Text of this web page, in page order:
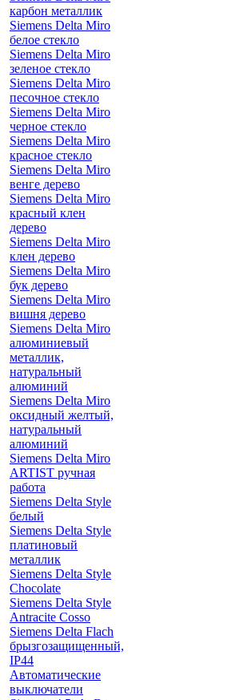
карбон металлик
Siemens Delta Miro
белое стекло
Siemens Delta Miro
зеленое стекло
Siemens Delta Miro
песочное стекло
Siemens Delta Miro
черное стекло
Siemens Delta Miro
красное стекло
Siemens Delta Miro
венге дерево
Siemens Delta Miro
красный клен
дерево
Siemens Delta Miro
клен дерево
Siemens Delta Miro
бук дерево
Siemens Delta Miro
вишня дерево
Siemens Delta Miro
алюминиевый
металлик,
натуральный
алюминий
Siemens Delta Miro
оксидный желтый,
натуральный
алюминий
Siemens Delta Miro
ARTIST ручная
работа
Siemens Delta Style
белый
Siemens Delta Style
платиновый
металлик
Siemens Delta Style
Chocolate
Siemens Delta Style
Antracite Cosso
Siemens Delta Flach
брызгозащищенный,
IP44
Автоматические
выключатели